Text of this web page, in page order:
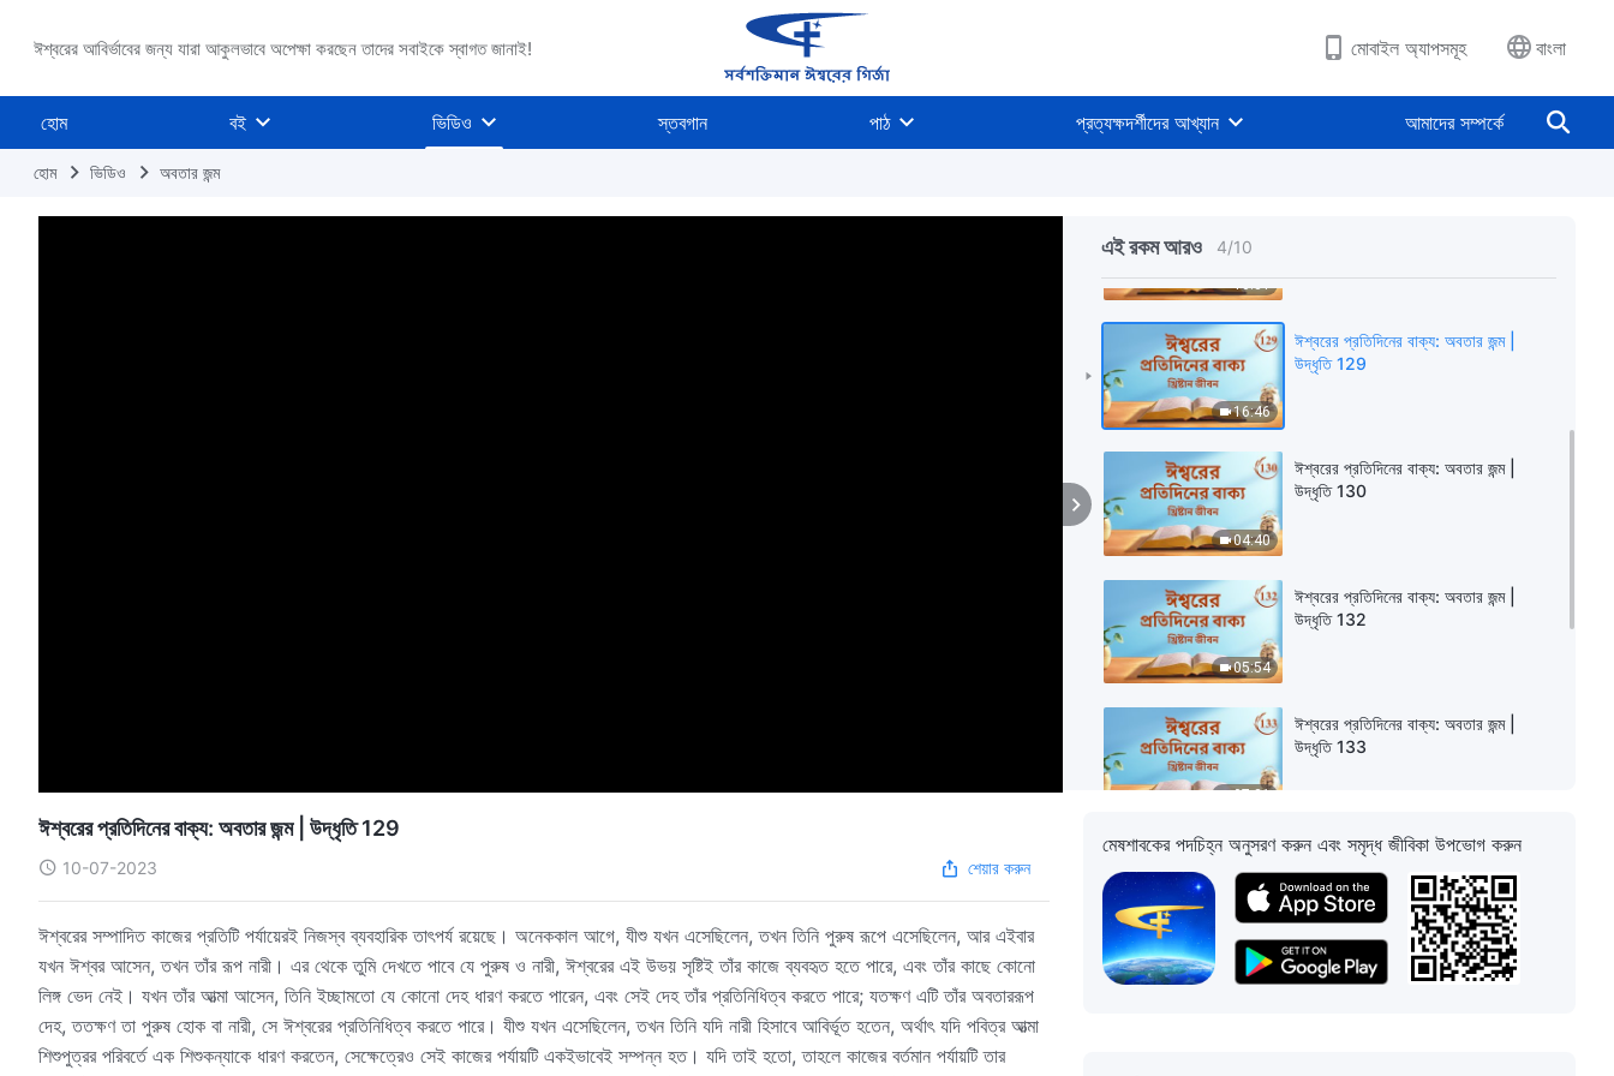
ঈশ্বরের আবির্ভাবের জন্য যারা আকুলভাবে অপেক্ষা করছেন তাদের সবাইকে স্বাগত জানাই! মোবাইল অ্যাপসমূহ বাংলা
হোম বই ভিডিও স্তবগান পাঠ প্রত্যক্ষদর্শীদের আখ্যান আমাদের সম্পর্কে
হোম ভিডিও অবতার জন্ম
এই রকম আরও 4/10
10:31
16:46
ঈশ্বরের প্রতিদিনের বাক্য: অবতার জন্ম |
উদ্ধৃতি 129
04:40
ঈশ্বরের প্রতিদিনের বাক্য: অবতার জন্ম |
উদ্ধৃতি 130
05:54
ঈশ্বরের প্রতিদিনের বাক্য: অবতার জন্ম |
উদ্ধৃতি 132
07:31
ঈশ্বরের প্রতিদিনের বাক্য: অবতার জন্ম |
উদ্ধৃতি 133
13:47
ঈশ্বরের প্রতিদিনের বাক্য: অবতার জন্ম |
উদ্ধৃতি 134
ঈশ্বরের প্রতিদিনের বাক্য: অবতার জন্ম |
ঈশ্বরের প্রতিদিনের বাক্য: অবতার জন্ম | উদ্ধৃতি 129
10-07-2023 শেয়ার করুন
ঈশ্বরের সম্পাদিত কাজের প্রতিটি পর্যায়েরই নিজস্ব ব্যবহারিক তাৎপর্য রয়েছে। অনেককাল আগে, যীশু যখন এসেছিলেন, তখন তিনি পুরুষ রূপে এসেছিলেন, আর এইবার
যখন ঈশ্বর আসেন, তখন তাঁর রূপ নারী। এর থেকে তুমি দেখতে পাবে যে পুরুষ ও নারী, ঈশ্বরের এই উভয় সৃষ্টিই তাঁর কাজে ব্যবহৃত হতে পারে, এবং তাঁর কাছে কোনো
লিঙ্গ ভেদ নেই। যখন তাঁর আত্মা আসেন, তিনি ইচ্ছামতো যে কোনো দেহ ধারণ করতে পারেন, এবং সেই দেহ তাঁর প্রতিনিধিত্ব করতে পারে; যতক্ষণ এটি তাঁর অবতাররূপ
দেহ, ততক্ষণ তা পুরুষ হোক বা নারী, সে ঈশ্বরের প্রতিনিধিত্ব করতে পারে। যীশু যখন এসেছিলেন, তখন তিনি যদি নারী হিসাবে আবির্ভূত হতেন, অর্থাৎ যদি পবিত্র আত্মা
শিশুপুত্রর পরিবর্তে এক শিশুকন্যাকে ধারণ করতেন, সেক্ষেত্রেও সেই কাজের পর্যায়টি একইভাবেই সম্পন্ন হত। যদি তাই হতো, তাহলে কাজের বর্তমান পর্যায়টি তার
মেষশাবকের পদচিহ্ন অনুসরণ করুন এবং সমৃদ্ধ জীবিকা উপভোগ করুন